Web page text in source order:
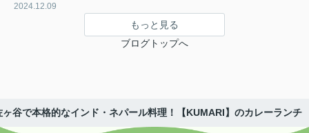
2024.12.09
もっと見る
ブログトップへ
ヶ谷で本格的なインド・ネパール料理！【KUMARI】のカレーランチ